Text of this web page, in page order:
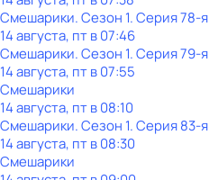
Смешарики. Сезон 1. Серия 78-я
14 августа, пт в 07:46
Смешарики. Сезон 1. Серия 79-я
14 августа, пт в 07:55
Смешарики
14 августа, пт в 08:10
Смешарики. Сезон 1. Серия 83-я
14 августа, пт в 08:30
Смешарики